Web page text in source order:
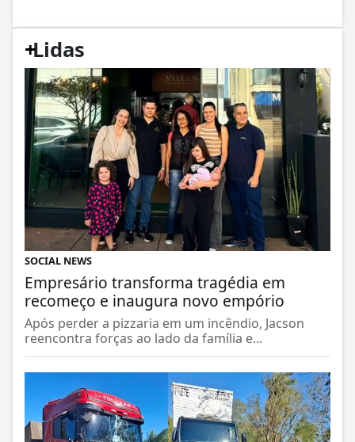
+
Lidas
SOCIAL NEWS
Empresário transforma tragédia em
recomeço e inaugura novo empório
Após perder a pizzaria em um incêndio, Jacson
reencontra forças ao lado da família e...